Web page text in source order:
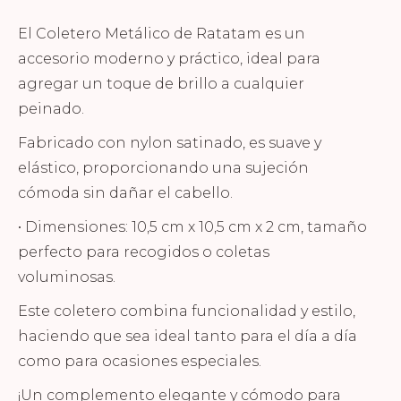
El Coletero Metálico de Ratatam es un
accesorio moderno y práctico, ideal para
agregar un toque de brillo a cualquier
peinado.
Fabricado con nylon satinado , es suave y
elástico, proporcionando una sujeción
cómoda sin dañar el cabello.
• Dimensiones: 10,5 cm x 10,5 cm x 2 cm, tamaño
perfecto para recogidos o coletas
voluminosas.
Este coletero combina funcionalidad y estilo,
haciendo que sea ideal tanto para el día a día
como para ocasiones especiales.
¡Un complemento elegante y cómodo para